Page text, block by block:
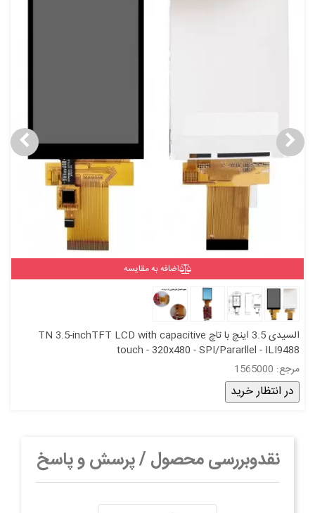
اضافه به مقایسه
السیدی 3.5 اینچ با تاچ TN 3.5-inchTFT LCD with capacitive
touch - 320x480 - SPI/Pararllel - ILI9488
مرجع: 1565000
در انتظار خرید
نقدوبررسی محصول / پرسش و پاسخ